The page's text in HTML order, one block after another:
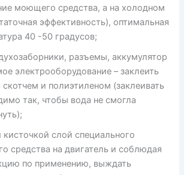
моющего средства, а на холодном
эффективность), оптимальная
40 -50 градусов;
разъемы, аккумулятор
электрооборудование – заклеить
и полиэтиленом (заклеивать
так, чтобы вода не смогла
кисточкой слой специального
средства на двигатель и соблюдая
по применению, выждать